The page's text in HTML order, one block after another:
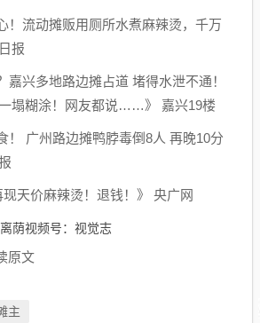
！流动摊贩用厕所水煮麻辣烫，千万
报
嘉兴多地路边摊占道 堵得水泄不通！
塌糊涂！网友都说……》 嘉兴19楼
！ 广州路边摊鸭脖毒倒8人 再晚10分
天价麻辣烫！退钱！》 央广网
荫视频号：视觉志
原文
主